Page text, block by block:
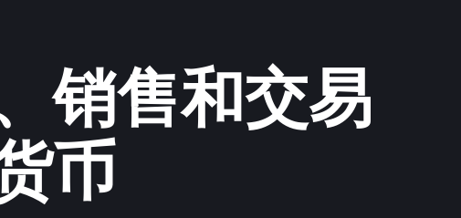
销售和交易
币